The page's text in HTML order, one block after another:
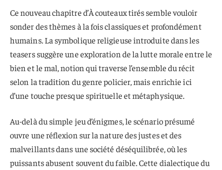
Ce nouveau chapitre d’À couteaux tirés semble vouloir
sonder des thèmes à la fois classiques et profondément
humains. La symbolique religieuse introduite dans les
teasers suggère une exploration de la lutte morale entre le
bien et le mal, notion qui traverse l’ensemble du récit
selon la tradition du genre policier, mais enrichie ici
d’une touche presque spirituelle et métaphysique.
Au-delà du simple jeu d’énigmes, le scénario présumé
ouvre une réflexion sur la nature des justes et des
malveillants dans une société déséquilibrée, où les
puissants abusent souvent du faible. Cette dialectique du